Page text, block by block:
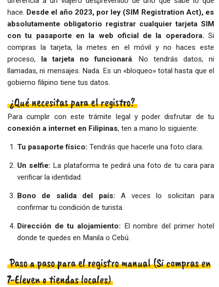
hace. Desde el año 2023, por ley (SIM Registration Act), es
absolutamente obligatorio registrar cualquier tarjeta SIM
con tu pasaporte en la web oficial de la operadora. Si
compras la tarjeta, la metes en el móvil y no haces este
proceso, la tarjeta no funcionará. No tendrás datos, ni
llamadas, ni mensajes. Nada. Es un «bloqueo» total hasta que el
gobierno filipino tiene tus datos.
¿Qué necesitas para el registro?
Para cumplir con este trámite legal y poder disfrutar de tu
conexión a internet en Filipinas, ten a mano lo siguiente:
Tu pasaporte físico: Tendrás que hacerle una foto clara.
Un selfie: La plataforma te pedirá una foto de tu cara para
verificar la identidad.
Bono de salida del país: A veces lo solicitan para
confirmar tu condición de turista.
Dirección de tu alojamiento: El nombre del primer hotel
donde te quedes en Manila o Cebú.
Paso a paso para el registro manual (Si compras en
7-Eleven o tiendas locales)